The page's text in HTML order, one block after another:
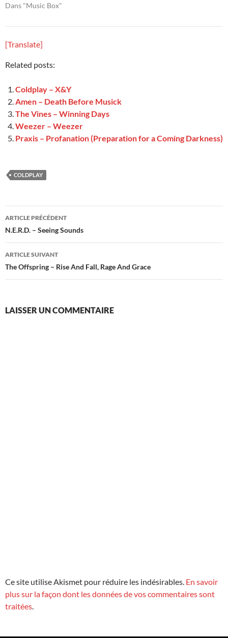
Dans "Music Box"
[Translate]
Related posts:
Coldplay – X&Y
Amen – Death Before Musick
The Vines – Winning Days
Weezer – Weezer
Praxis – Profanation (Preparation for a Coming Darkness)
COLDPLAY
Navigation
des
articles
ARTICLE PRÉCÉDENT
N.E.R.D. – Seeing Sounds
ARTICLE SUIVANT
The Offspring – Rise And Fall, Rage And Grace
LAISSER UN COMMENTAIRE
Ce site utilise Akismet pour réduire les indésirables. En savoir
plus sur la façon dont les données de vos commentaires sont
traitées.